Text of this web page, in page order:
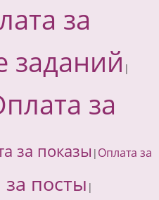
за
заданий |
за
за показы | Оплата за
посты |